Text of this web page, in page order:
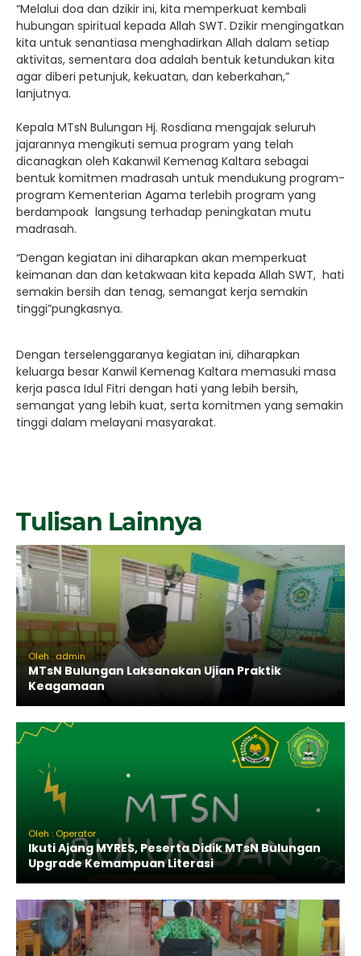
“Melalui doa dan dzikir ini, kita memperkuat kembali
hubungan spiritual kepada Allah SWT. Dzikir mengingatkan
kita untuk senantiasa menghadirkan Allah dalam setiap
aktivitas, sementara doa adalah bentuk ketundukan kita
agar diberi petunjuk, kekuatan, dan keberkahan,”
lanjutnya.
Kepala MTsN Bulungan Hj. Rosdiana mengajak seluruh
jajarannya mengikuti semua program yang telah
dicanagkan oleh Kakanwil Kemenag Kaltara sebagai
bentuk komitmen madrasah untuk mendukung program-
program Kementerian Agama terlebih program yang
berdampoak langsung terhadap peningkatan mutu
madrasah.
“Dengan kegiatan ini diharapkan akan memperkuat
keimanan dan dan ketakwaan kita kepada Allah SWT, hati
semakin bersih dan tenag, semangat kerja semakin
tinggi”pungkasnya.
Dengan terselenggaranya kegiatan ini, diharapkan
keluarga besar Kanwil Kemenag Kaltara memasuki masa
kerja pasca Idul Fitri dengan hati yang lebih bersih,
semangat yang lebih kuat, serta komitmen yang semakin
tinggi dalam melayani masyarakat.
Tulisan Lainnya
Oleh : admin
MTsN Bulungan Laksanakan Ujian Praktik
Keagamaan
Oleh : Operator
Ikuti Ajang MYRES, Peserta Didik MTsN Bulungan
Upgrade Kemampuan Literasi